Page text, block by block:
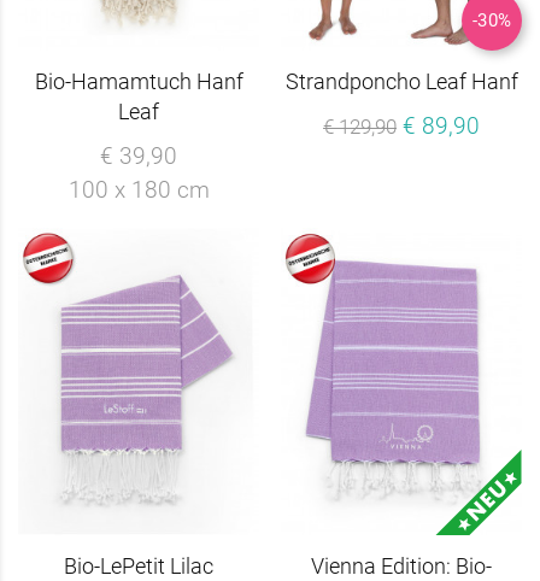
Bio-Hamamtuch Hanf
Leaf
€ 39,90
100 x 180 cm
-30%
Strandponcho Leaf Hanf
€ 129,90 € 89,90
Bio-LePetit Lilac
Vienna Edition: Bio-